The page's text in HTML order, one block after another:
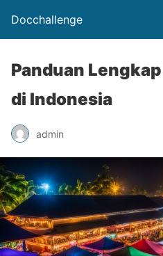
Docchallenge
Panduan
di Indonesia
admin